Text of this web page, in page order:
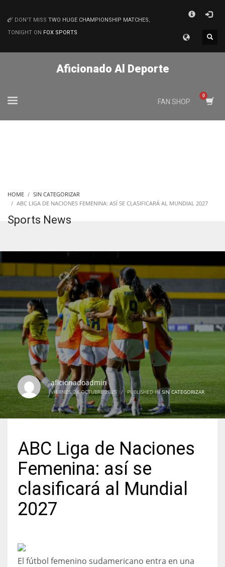
MATCHES
24
DON'T MISS TWO HUGE CHAMPIONSHIP MATCHES,
TONIGHT ON FOX SPORTS
Aficionado Al Deporte
FAN SHOP
HOME
SIN CATEGORIZAR
ABC LIGA DE NACIONES FEMENINA: ASÍ SE CLASIFICARÁ AL MUNDIAL 2027
Sports News
aficionadoadmin
VIERNES, 24 OCTUBRE 2025 / PUBLISHED INSIN CATEGORIZAR
ABC Liga de Naciones
Femenina: así se
clasificará al Mundial
2027
El fútbol femenino sudamericano entra en una